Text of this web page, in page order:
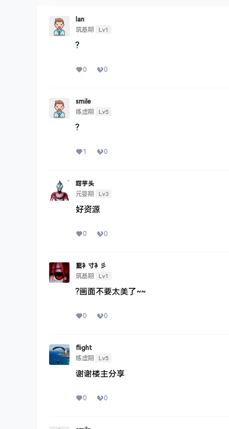
Ian
筑基期
Lv1
?
0 0
smile
练虚期
Lv5
?
1 0
甜芋头
元婴期
Lv3
好资源
0 0
藍衤寸衤彡
筑基期
Lv1
?画面不要太美了~~
0 0
flight
练虚期
Lv5
谢谢楼主分享
0 0